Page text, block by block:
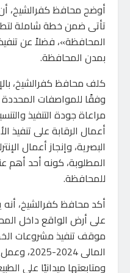
أوضح محافظ كفرالشيخ،
تأتى ضمن خطة شاملة
المحافظة»، فضلاً عن
بمدن المحافظة.
كلف محافظ كفرالشيخ،
وفقًا للمواصفات المحددة
مراعاة جودة التنفيذ
أعمال الرقابة على تنفيذ
البصرية، وإنجاز أعمال
المطلوبة، كونه أحد أهم
للمحافظة.
أكد محافظ كفرالشيخ، أنه
على أرض الواقع داخل
موقف تنفيذ مشروعات
المالى
ومتابعتها ميدانيًا على